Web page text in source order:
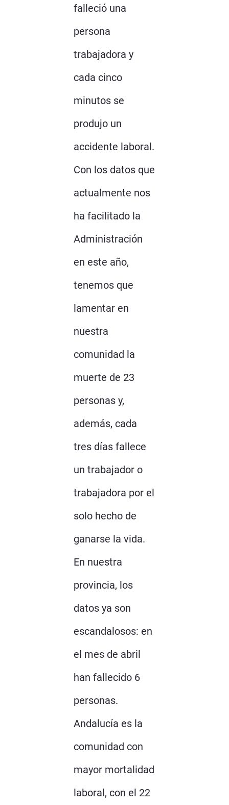
falleció una
persona
trabajadora y
cada cinco
minutos se
produjo un
accidente laboral.
Con los datos que
actualmente nos
ha facilitado la
Administración
en este año,
tenemos que
lamentar en
nuestra
comunidad la
muerte de 23
personas y,
además, cada
tres días fallece
un trabajador o
trabajadora por el
solo hecho de
ganarse la vida.
En nuestra
provincia, los
datos ya son
escandalosos: en
el mes de abril
han fallecido 6
personas.
Andalucía es la
comunidad con
mayor mortalidad
laboral, con el 22